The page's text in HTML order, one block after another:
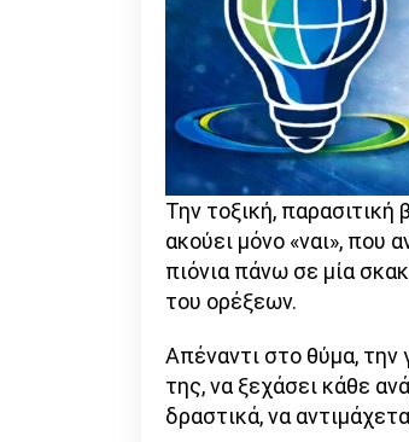
Την τοξική, παρασιτική
ακούει μόνο «ναι»,
πιόνια πάνω σε μία
του ορέξεων.
Απέναντι στο θύμα,
της, να ξεχάσει κάθε
δραστικά, να